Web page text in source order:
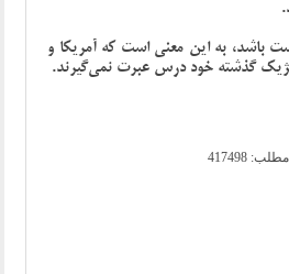
باشد، به این معنی است که آمریکا و
گذشته خود درس عبرت نمی‌گیرند.
417498